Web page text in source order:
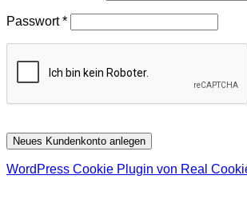
Passwort*Erforderlich
Neues Kundenkonto anlegen
WordPress Cookie Plugin von Real